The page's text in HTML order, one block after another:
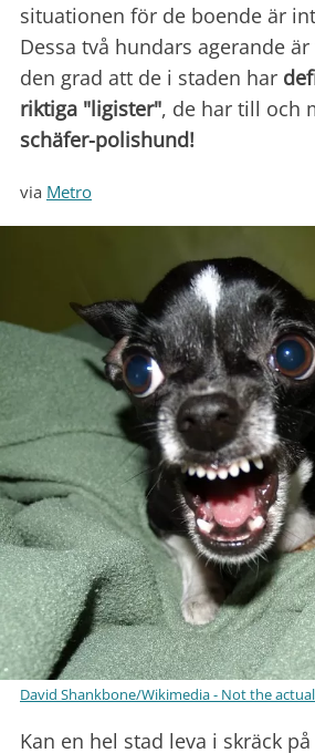
situationen för de boende är
Dessa två hundars agerande
den grad att de i staden har
riktiga "ligister", de har till och
schäfer-polishund!
via Metro
David Shankbone/Wikimedia - Not the
Kan en hel stad leva i skräck